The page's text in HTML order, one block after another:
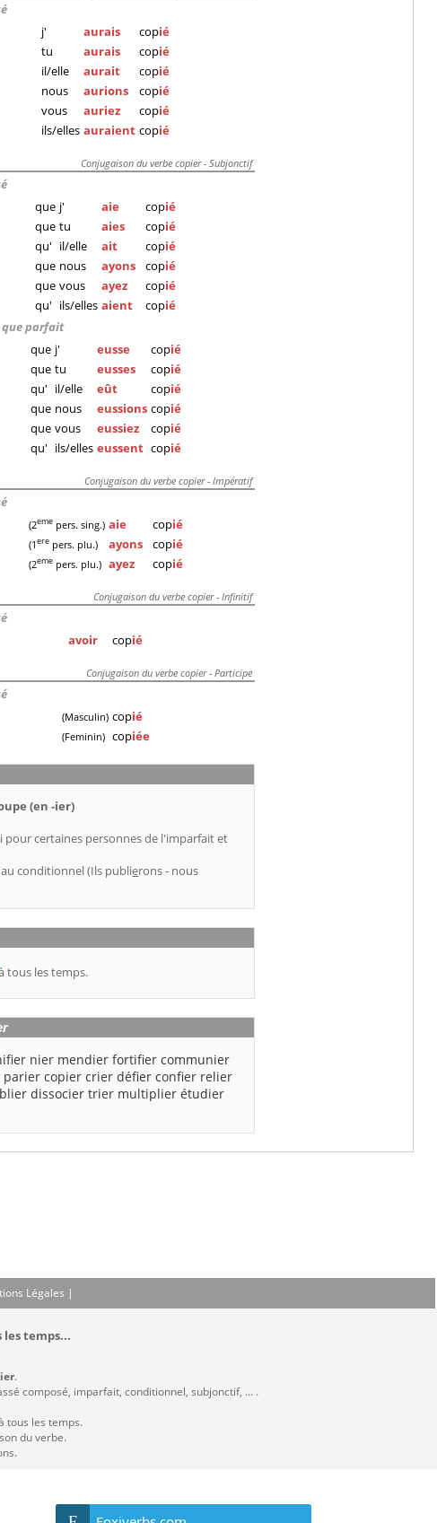
j'
aurais copié
tu
aurais copié
il/elle
aurait copié
nous
aurions copié
vous
auriez copié
ils/elles auraient copié
Conjugaison du verbe copier - Subjonctif
que j' aie copié
que tu aies copié
qu' il/elle ait copié
que nous ayons copié
que vous ayez copié
qu' ils/elles aient copié
que parfait
que j' eusse copié
que tu eusses copié
qu' il/elle eût copié
que nous eussions copié
que vous eussiez copié
qu' ils/elles eussent copié
Conjugaison du verbe copier - Impératif
(2emepers. sing.) aie copié
(1erepers. plu.) ayons copié
(2emepers. plu.) ayez copié
Conjugaison du verbe copier - Infinitif
avoir
copié
Conjugaison du verbe copier - Participe
(Masculin) copié
(Feminin) copiée
(en -ier)
pour certaines personnes de l'imparfait et
conditionnel (Ils publierons - nous
tous les temps.
nier mendier fortifier communier
parier copier crier défier confier relier
dissocier trier multiplier étudier
Légales |
temps...
.
composé, imparfait, conditionnel, subjonctif, ... .
tous les temps.
du verbe.